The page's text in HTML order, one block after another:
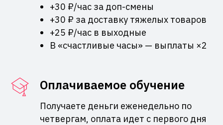
+30 ₽/час за доп-смены
+30 ₽ за доставку тяжелых товаров
+25 ₽/час в выходные
В «счастливые часы» — выплаты ×2
Оплачиваемое обучение
Получаете деньги еженедельно по
четвергам, оплата идет с первого дня